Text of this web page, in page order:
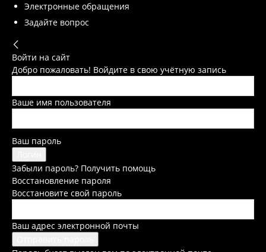
Электронные обращения
Задайте вопрос
Войти на сайт
Добро пожаловать! Войдите в свою учётную запись
Ваше имя пользователя
Ваш пароль
Забыли пароль? Получить помощь
Восстановление пароля
Восстановите свой пароль
Ваш адрес электронной почты